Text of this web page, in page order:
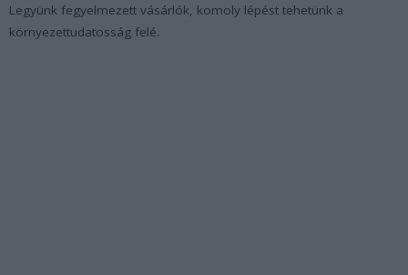
Legyünk fegyelmezett vásárlók, komoly lépést tehetünk a
környezettudatosság felé.